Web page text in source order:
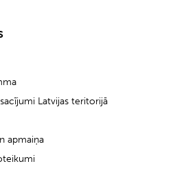
Latvijas teritorijā
apmaiņa